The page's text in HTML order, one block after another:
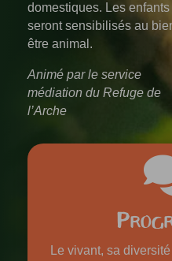
domestiques. Les enfants
seront sensibilisés au
être animal.
Animé par le service
médiation du Refuge de
l’Arche
Le vivant, sa